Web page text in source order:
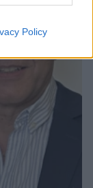
Policy